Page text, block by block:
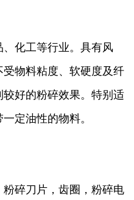
化工等行业。具有风
物料粘度、软硬度及纤
好的粉碎效果。特别适
定油性的物料。
碎刀片，齿圈，粉碎电